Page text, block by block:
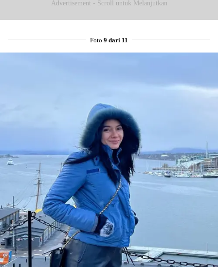
Advertisement - Scroll untuk Melanjutkan
Foto 9 dari 11